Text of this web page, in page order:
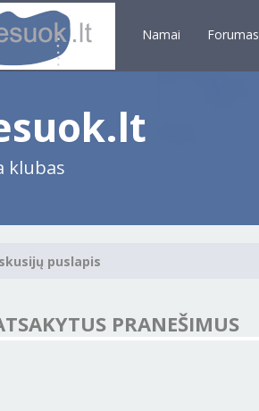
Namai Forumas
klubas
puslapis
PRANEŠIMUS